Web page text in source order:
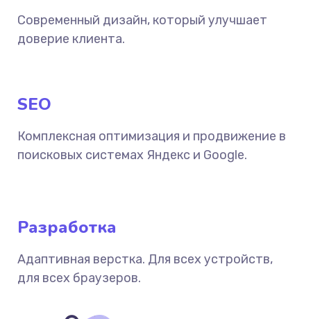
Современный дизайн, который улучшает
доверие клиента.
SEO
Комплексная оптимизация и продвижение в
поисковых системах Яндекс и Google.
Разработка
Адаптивная верстка. Для всех устройств,
для всех браузеров.